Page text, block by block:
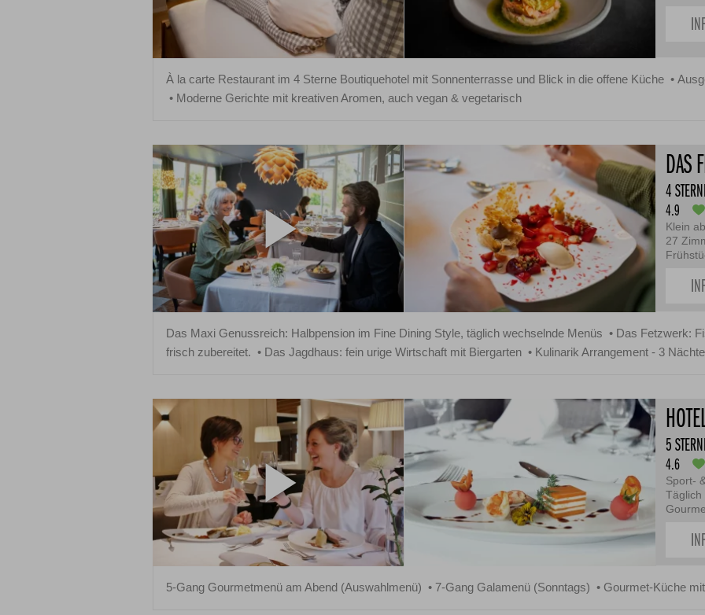
À la carte Restaurant im 4 Sterne Boutiquehotel mit Sonnenterrasse und Blick in die offene Küche
Moderne Gerichte mit kreativen Aromen, auch vegan & vegetarisch
DAS
4
4.9
Klein
27
Das Maxi Genussreich: Halbpension im Fine Dining Style, täglich wechselnde Menüs
Das Fetzwerk:
frisch zubereitet.
Das Jagdhaus: fein urige Wirtschaft mit Biergarten Kulinarik Arrangement - 3
5
4.6
Sport-
Täglich
5-Gang Gourmetmenü am Abend (Auswahlmenü) 7-Gang Galamenü (Sonntags) Gourmet-Küche